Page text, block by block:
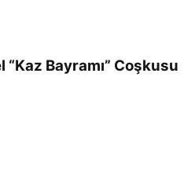
“Kaz Bayramı” Coşkusu